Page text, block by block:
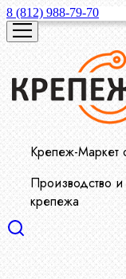
8 (812) 988-79-70
Крепеж-Маркет
Производство
крепежа